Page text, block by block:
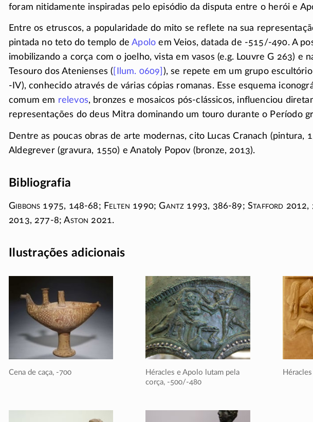
foram nitidamente inspiradas pelo episódio da disputa entre o herói e
Entre os etruscos, a popularidade do mito se reflete na sua
pintada no teto do templo deApolo em Veios, datada de -515/-490.A
imobilizando a corça com o joelho, vista em vasos (e.g. LouvreG 263) e
Tesouro dos Atenienses ( [Ilum. 0609] ), se repete em um grupo
-IV), conhecido através de várias cópias romanas. Esse esquema
comum em relevos, bronzes e mosaicos pós-clássicos, influenciou
representações do deus Mitra dominando um touro durante o Período
Dentre as poucas obras de arte modernas, cito Lucas Cranach (pintura,
Aldegrever (gravura, 1550) e Anatoly Popov (bronze, 2013).
Bibliografia
Gibbons 1975, 148-68; Felten 1990; Gantz 1993, 386-89; Stafford 2012,
2013,277-8; Aston 2021.
Ilustrações adicionais
Cena de caça, -700
Héracles e Apolo lutam pela
corça, -500/-480